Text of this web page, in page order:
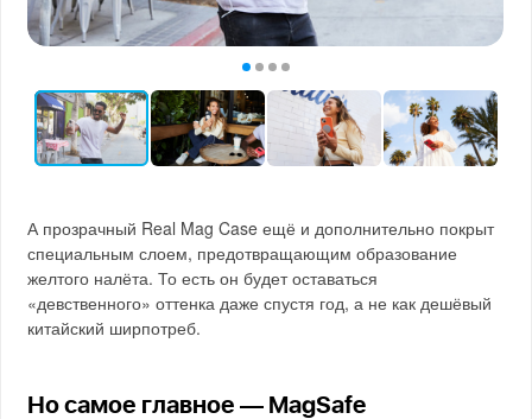
А прозрачный Real Mag Case ещё и дополнительно покрыт
специальным слоем, предотвращающим образование
желтого налёта. То есть он будет оставаться
«девственного» оттенка даже спустя год, а не как дешёвый
китайский ширпотреб.
Но самое главное — MagSafe